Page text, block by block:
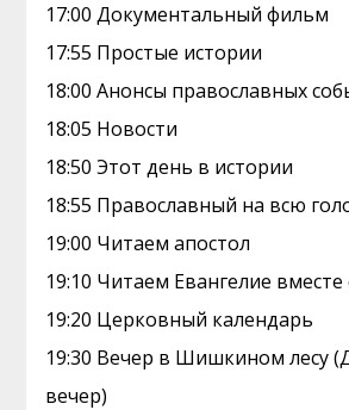
17:00 Документальный фильм
17:55 Простые истории
18:00 Анонсы православных
18:05 Новости
18:50 Этот день в истории
18:55 Православный на всю
19:00 Читаем апостол
19:10 Читаем Евангелие
19:20 Церковный календарь
19:30 Вечер в Шишкином лесу
вечер)